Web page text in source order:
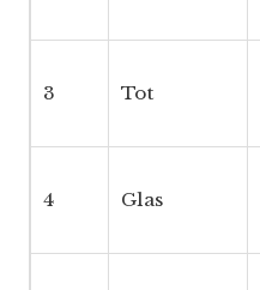
3 Tot
4 Glas